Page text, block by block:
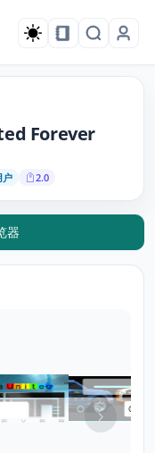
Forever
户 2.0
器